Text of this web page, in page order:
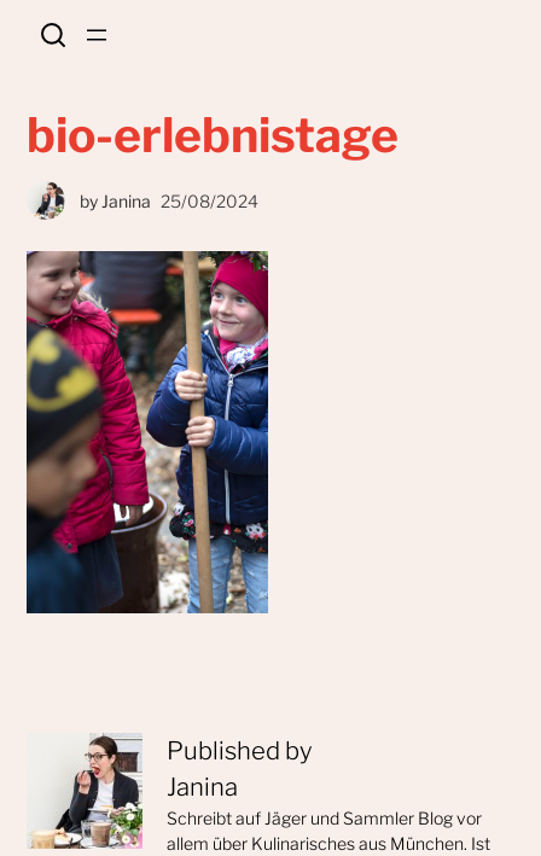
bio-erlebnistage
by Janina 25/08/2024
Published by
Janina
Schreibt auf Jäger und Sammler Blog vor
allem über Kulinarisches aus München. Ist